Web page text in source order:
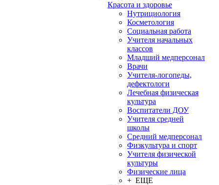
Красота и здоровье
Нутрициология
Косметология
Социальная работа
Учителя начальных
классов
Младший медперсонал
Врачи
Учителя-логопеды,
дефектологи
Лечебная физическая
культура
Воспитатели ДОУ
Учителя средней
школы
Средний медперсонал
Физкультура и спорт
Учителя физической
культуры
Физические лица
+ ЕЩЕ